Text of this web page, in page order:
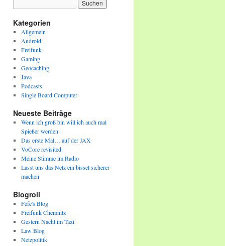
Kategorien
Allgemein
Android
Freifunk
Gaming
Geocaching
Java
Podcasts
Single Board Computer
Neueste Beiträge
Wenn ich groß bin will ich auch mal
Spießer werden
Das erste Mal… auf der JAX
VoCore revisited
Meine Stimme im Radio
Lasst uns das Netz ein bissel sicherer
machen
Blogroll
Fefe's Blog
Freifunk Chemnitz
Gestern Nacht im Taxi
Law Blog
Netzpolitik